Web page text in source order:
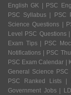
English GK | PSC
PSC Syllabus | PSC
Science Questions |
Level PSC Questions
Exam Tips | PSC
Notifications | PSC
PSC Exam Calendar |
General Science
PSC Ranked Lists |
Government Jobs |